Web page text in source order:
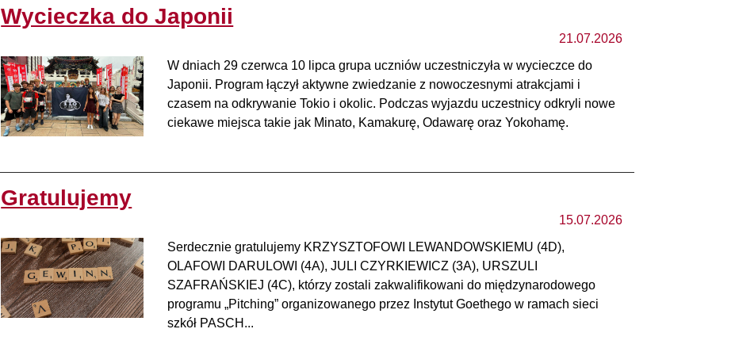
Wycieczka do Japonii
21.07.2026
W dniach 29 czerwca 10 lipca grupa uczniów uczestniczyła w wycieczce do
Japonii. Program łączył aktywne zwiedzanie z nowoczesnymi atrakcjami i
czasem na odkrywanie Tokio i okolic. Podczas wyjazdu uczestnicy odkryli nowe
ciekawe miejsca takie jak Minato, Kamakurę, Odawarę oraz Yokohamę.
Gratulujemy
15.07.2026
Serdecznie gratulujemy KRZYSZTOFOWI LEWANDOWSKIEMU (4D),
OLAFOWI DARULOWI (4A), JULI CZYRKIEWICZ (3A), URSZULI
SZAFRAŃSKIEJ (4C), którzy zostali zakwalifikowani do międzynarodowego
programu „Pitching” organizowanego przez Instytut Goethego w ramach sieci
szkół PASCH...